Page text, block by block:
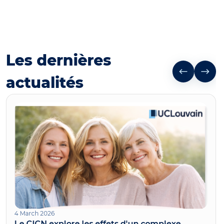
Les dernières
actualités
4 March 2026